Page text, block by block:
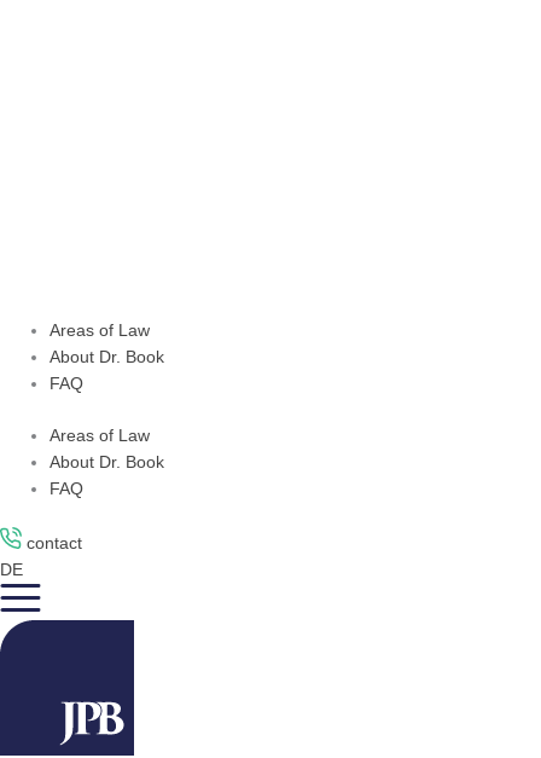
Areas of Law
About Dr. Book
FAQ
Areas of Law
About Dr. Book
FAQ
contact
DE